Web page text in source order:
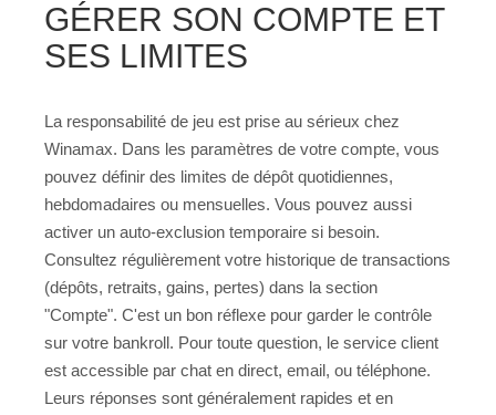
GÉRER SON COMPTE ET
SES LIMITES
La responsabilité de jeu est prise au sérieux chez
Winamax. Dans les paramètres de votre compte, vous
pouvez définir des limites de dépôt quotidiennes,
hebdomadaires ou mensuelles. Vous pouvez aussi
activer un auto-exclusion temporaire si besoin.
Consultez régulièrement votre historique de transactions
(dépôts, retraits, gains, pertes) dans la section
"Compte". C'est un bon réflexe pour garder le contrôle
sur votre bankroll. Pour toute question, le service client
est accessible par chat en direct, email, ou téléphone.
Leurs réponses sont généralement rapides et en